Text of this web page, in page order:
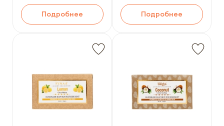
Подробнее Подробнее